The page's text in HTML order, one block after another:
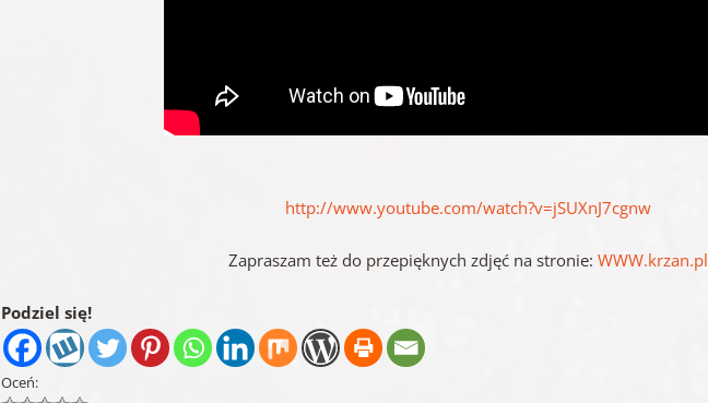
http://www.youtube.com/watch?v=jSUXnJ7cgnw
Zapraszam też do przepięknych zdjęć na stronie:WWW.krzan.pl
Podziel się!
Oceń: